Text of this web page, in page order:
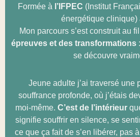
Formée à l’IFPEC (Institut
énergétique clinique)
Mon parcours s’est construit au fil
épreuves et des transformations
se découvre
Jeune adulte j’ai traversé une
souffrance profonde, où j’étais
moi-même. C’est de l’intérieur
signifie souffrir en silence, se
ce que ça fait de s’en libérer, pas